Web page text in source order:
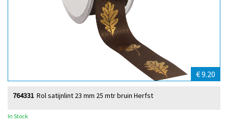
€ 9.20
Rol satijnlint 23 mm 25 mtr bruin Herfst
764331
In Stock